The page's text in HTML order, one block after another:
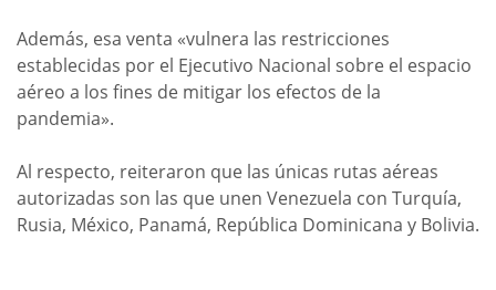
Además, esa venta «vulnera las restricciones
establecidas por el Ejecutivo Nacional sobre el espacio
aéreo a los fines de mitigar los efectos de la
pandemia».
Al respecto, reiteraron que las únicas rutas aéreas
autorizadas son las que unen Venezuela con Turquía,
Rusia, México, Panamá, República Dominicana y Bolivia.